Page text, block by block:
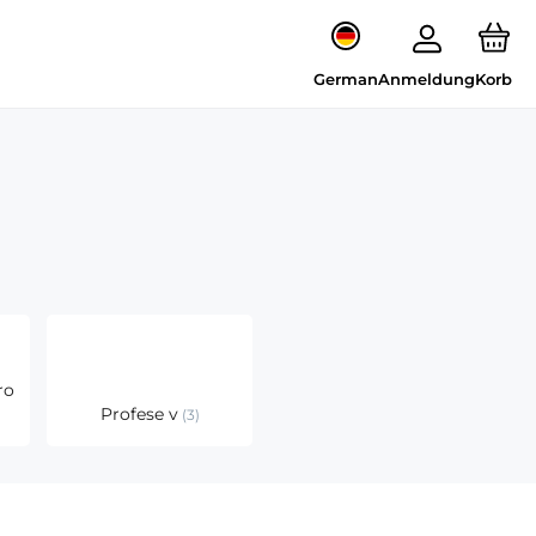
GermanAnmeldungKorb
Profese v 3